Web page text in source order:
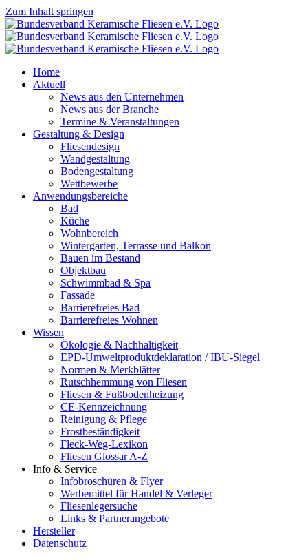
Zum Inhalt springen
Home
Aktuell
News aus den Unternehmen
News aus der Branche
Termine & Veranstaltungen
Gestaltung & Design
Fliesendesign
Wandgestaltung
Bodengestaltung
Wettbewerbe
Anwendungsbereiche
Bad
Küche
Wohnbereich
Wintergarten, Terrasse und Balkon
Bauen im Bestand
Objektbau
Schwimmbad & Spa
Fassade
Barrierefreies Bad
Barrierefreies Wohnen
Wissen
Ökologie & Nachhaltigkeit
EPD-Umweltproduktdeklaration / IBU-Siegel
Normen & Merkblätter
Rutschhemmung von Fliesen
Fliesen & Fußbodenheizung
CE-Kennzeichnung
Reinigung & Pflege
Frostbeständigkeit
Fleck-Weg-Lexikon
Fliesen Glossar A-Z
Info & Service
Infobroschüren & Flyer
Werbemittel für Handel & Verleger
Fliesenlegersuche
Links & Partnerangebote
Hersteller
Datenschutz